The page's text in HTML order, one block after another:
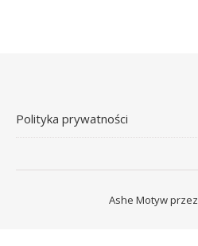
Polityka prywatności
Ashe Motyw przez